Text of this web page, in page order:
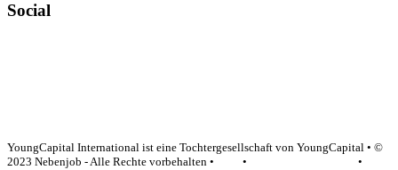
Social
YoungCapital International ist eine Tochtergesellschaft von YoungCapital • ©
2023 Nebenjob - Alle Rechte vorbehalten •
•
•